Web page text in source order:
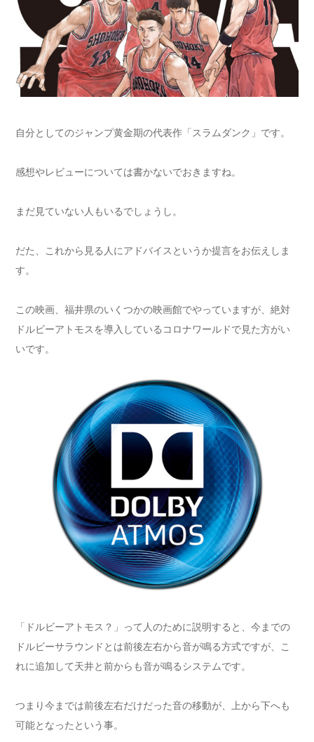
自分としてのジャンプ黄金期の代表作「スラムダンク」です。
感想やレビューについては書かないでおきますね。
まだ見ていない人もいるでしょうし。
だた、これから見る人にアドバイスというか提言をお伝えしま
す。
この映画、福井県のいくつかの映画館でやっていますが、絶対
ドルビーアトモスを導入しているコロナワールドで見た方がい
いです。
「ドルビーアトモス？」って人のために説明すると、今までの
ドルビーサラウンドとは前後左右から音が鳴る方式ですが、こ
れに追加して天井と前からも音が鳴るシステムです。
つまり今までは前後左右だけだった音の移動が、上から下へも
可能となったという事。